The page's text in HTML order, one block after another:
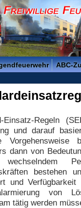
Saarlouis -
ABC-
Einsatz-Regeln
und darauf
dann von
wechselndem
bestehen
und
von
tätig werden